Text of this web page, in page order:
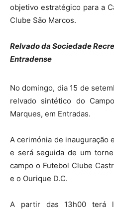
objetivo estratégico para a
Clube São Marcos.
Relvado da Sociedade
Entradense
No domingo, dia 15 de
relvado sintético do
Marques, em Entradas.
A cerimónia de inauguração
e será seguida de um
campo o Futebol Clube
e o Ourique D.C.
A partir das 13h00 terá